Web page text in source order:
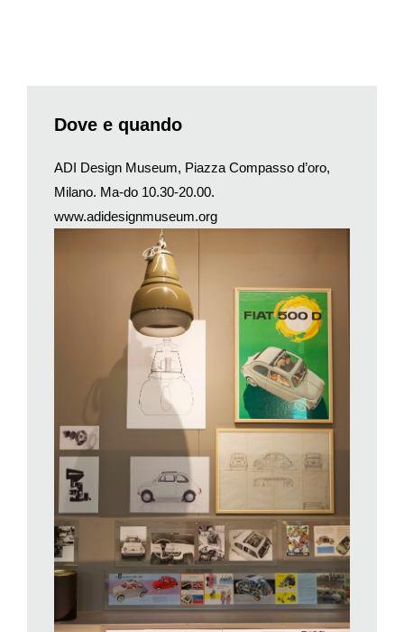
dedicata al rapporto fra la Olivetti e il disegno industriale); la
presentazione dei vincitori di quest’anno del premio Compasso
d’oro; ma soprattutto la serie completa, divisa per anno, degli
Il Premio Compasso d’oro nasce da un’idea di Gio Ponti:
inizialmente è concepito per La Rinascente, che allora era
qualcosa di più di un grande magazzino. Aveva ricevuto quel
suo nome all’insegna del progresso da Gabriele d’Annunzio nel
1917. Come era già avvenuto prima in molti altri paesi,
rappresentò un vero motore di rinnovamento dei consumi. A
Parigi, qualche tempo prima, lo stesso ruolo era stato ricoperto
Au bon marché , dai magazzini Printempse dalleGaleries
. A Londra, invece, fu il caso di Harrods e Liberty
come punti vendita di merci importate dall’Oriente,
fondamentale nel sostenere lo sviluppo dell’
talora viene definita proprio
Stile Liberty dal nome dell’emporio
inglese. Non solo in questi negozi si vendono oggetti di buona
qualità, adatti alle nuove classi sociali, ma si sviluppa un
dialogo reciprocamente proficuo con i grandi nomi della
creatività, che si tratti di moda oppure di design.
A Milano Gio Ponti negli anni Venti lancia per Rinascente la
sua linea Domus Nova, che ambiva a «fornire a prezzi
modesti mobili di forme semplici ma di ottimo gusto e studiati
Dove e quando
ADI Design Museum, Piazza Compasso d’oro,
Milano. Ma-do 10.30-20.00.
www.adidesignmuseum.org